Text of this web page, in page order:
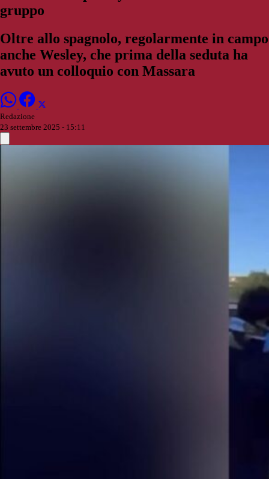
gruppo
Oltre allo spagnolo, regolarmente in campo
anche Wesley, che prima della seduta ha
avuto un colloquio con Massara
Redazione
23 settembre 2025 - 15:11